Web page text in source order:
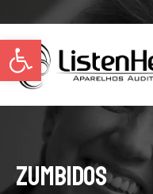
Abrir a barra de ferramentas
Zumbidos